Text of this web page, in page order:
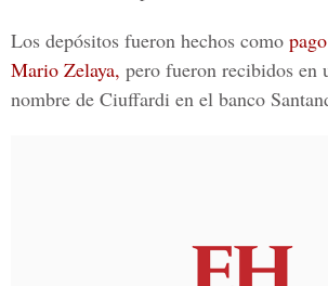
Los depósitos fueron hechos como
Mario Zelaya, pero fueron recibidos en
nombre de Ciuffardi en el banco